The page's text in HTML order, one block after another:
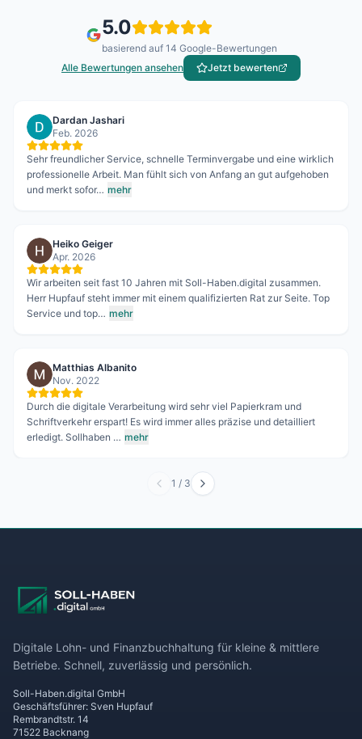
5.0
basierend auf 14 Google-Bewertungen
Alle Bewertungen ansehen
Jetzt bewerten
Dardan Jashari
Feb. 2026
Sehr freundlicher Service, schnelle Terminvergabe und eine wirklich
professionelle Arbeit. Man fühlt sich von Anfang an gut aufgehoben
und merkt sofor… mehr
Heiko Geiger
Apr. 2026
Wir arbeiten seit fast 10 Jahren mit Soll-Haben.digital zusammen.
Herr Hupfauf steht immer mit einem qualifizierten Rat zur Seite. Top
Service und top… mehr
Matthias Albanito
Nov. 2022
Durch die digitale Verarbeitung wird sehr viel Papierkram und
Schriftverkehr erspart! Es wird immer alles präzise und detailliert
erledigt. Sollhaben … mehr
1 / 3
Digitale Lohn- und Finanzbuchhaltung für kleine & mittlere
Betriebe. Schnell, zuverlässig und persönlich.
Soll-Haben.digital GmbH
Geschäftsführer: Sven Hupfauf
Rembrandtstr. 14
71522 Backnang